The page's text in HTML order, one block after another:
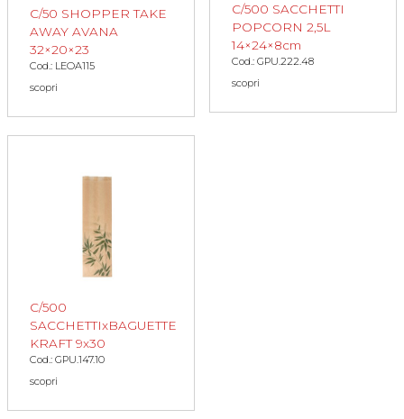
C/50 SHOPPER TAKE
AWAY AVANA
32×20×23
Cod.: LEOA115
scopri
C/500 SACCHETTI
POPCORN 2,5L
14×24×8cm
Cod.: GPU.222.48
scopri
C/500
SACCHETTIxBAGUETTE
KRAFT 9x30
Cod.: GPU.147.10
scopri